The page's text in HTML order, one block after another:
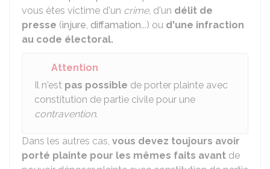
vous êtes victime d'un crime, d'un délit de
presse (injure, diffamation...) ou d'une infraction
au code électoral.
Attention
Il n'est pas possible de porter plainte avec
constitution de partie civile pour une
contravention.
Dans les autres cas, vous devez toujours avoir
porté plainte pour les mêmes faits avant de